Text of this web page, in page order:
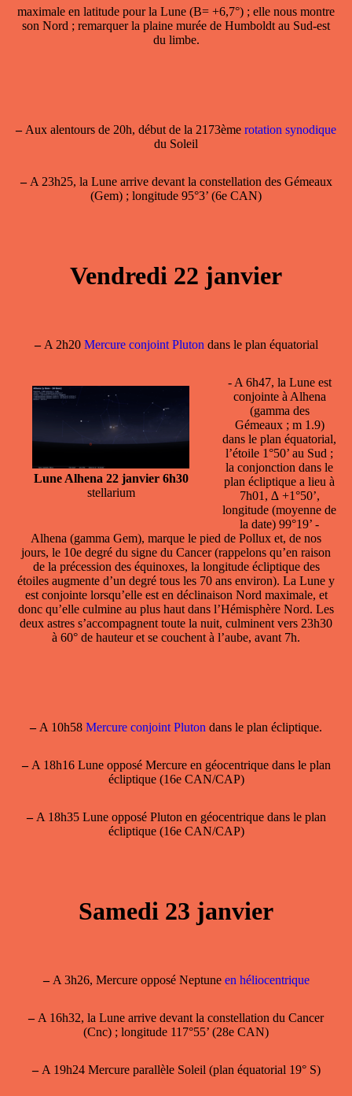
maximale en latitude pour la Lune (B= +6,7°) ; elle nous montre
son Nord ; remarquer la plaine murée de Humboldt au Sud-est
du limbe.
–Aux alentours de 20h, début de la 2173ème rotation synodique
du Soleil
–A 23h25, la Lune arrive devant la constellation des Gémeaux
(Gem) ; longitude 95°3’ (6e CAN)
Vendredi 22 janvier
–A 2h20 Mercure conjoint Pluton dans le plan équatorial
Lune Alhena 22 janvier 6h30
stellarium
- A 6h47, la Lune est
conjointe à Alhena
(gamma des
Gémeaux ; m 1.9)
dans le plan équatorial,
l’étoile 1°50’ au Sud ;
la conjonction dans le
plan écliptique a lieu à
7h01, ∆ +1°50’,
longitude (moyenne de
la date) 99°19’ -
Alhena (gamma Gem), marque le pied de Pollux et, de nos
jours, le 10e degré du signe du Cancer (rappelons qu’en raison
de la précession des équinoxes, la longitude écliptique des
étoiles augmente d’un degré tous les 70 ans environ). La Lune y
est conjointe lorsqu’elle est en déclinaison Nord maximale, et
donc qu’elle culmine au plus haut dans l’Hémisphère Nord. Les
deux astres s’accompagnent toute la nuit, culminent vers 23h30
à 60° de hauteur et se couchent à l’aube, avant 7h.
–A 10h58 Mercure conjoint Pluton dans le plan écliptique.
–A 18h16 Lune opposé Mercure en géocentrique dans le plan
écliptique (16e CAN/CAP)
–A 18h35 Lune opposé Pluton en géocentrique dans le plan
écliptique (16e CAN/CAP)
Samedi 23 janvier
–A 3h26, Mercure opposé Neptune en héliocentrique
–A 16h32, la Lune arrive devant la constellation du Cancer
(Cnc) ; longitude 117°55’ (28e CAN)
–A 19h24 Mercure parallèle Soleil (plan équatorial 19° S)